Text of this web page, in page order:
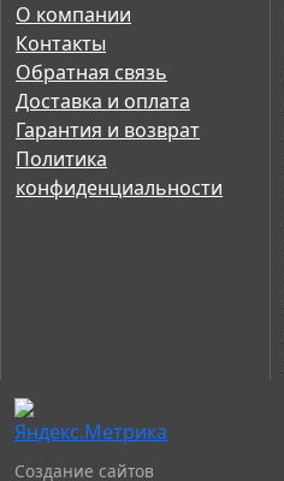
О компании
Контакты
Обратная связь
Доставка и оплата
Гарантия и возврат
Политика
конфиденциальности
Создание сайтов